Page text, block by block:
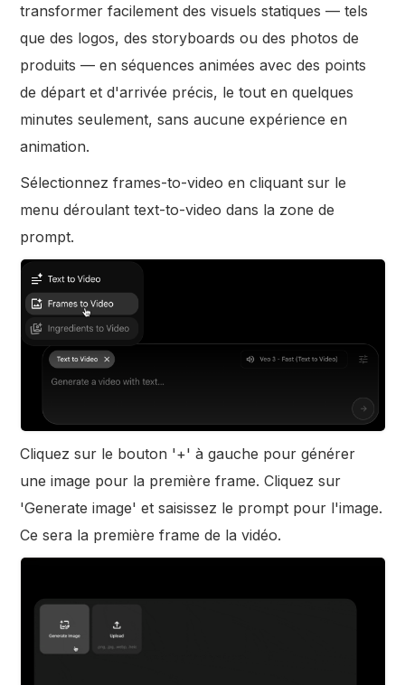
transformer facilement des visuels statiques — tels
que des logos, des storyboards ou des photos de
produits — en séquences animées avec des points
de départ et d'arrivée précis, le tout en quelques
minutes seulement, sans aucune expérience en
animation.
Sélectionnez frames-to-video en cliquant sur le
menu déroulant text-to-video dans la zone de
prompt.
Cliquez sur le bouton '+' à gauche pour générer
une image pour la première frame. Cliquez sur
'Generate image' et saisissez le prompt pour l'image.
Ce sera la première frame de la vidéo.